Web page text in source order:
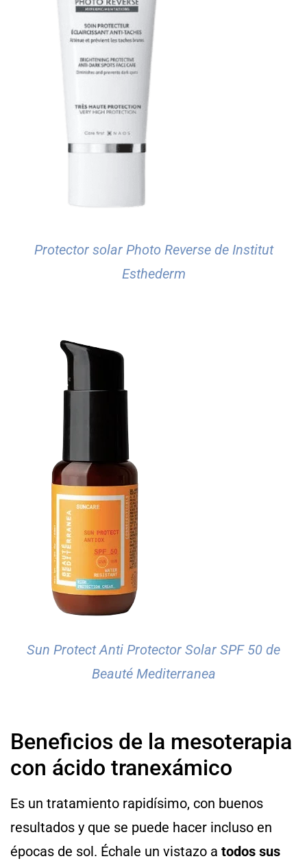
Protector solar Photo Reverse de Institut
Esthederm
Sun Protect Anti Protector Solar SPF 50 de
Beauté Mediterranea
Beneficios de la mesoterapia
con ácido tranexámico
Es un tratamiento rapidísimo, con buenos
resultados y que se puede hacer incluso en
épocas de sol. Échale un vistazo a todos sus